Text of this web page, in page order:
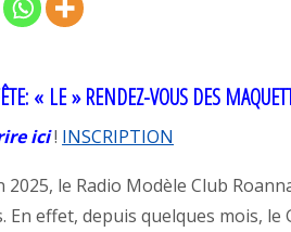
« LE » RENDEZ-VOUS DES
ici! INSCRIPTION
2025, le Radio Modèle Club
En effet, depuis quelques mois,